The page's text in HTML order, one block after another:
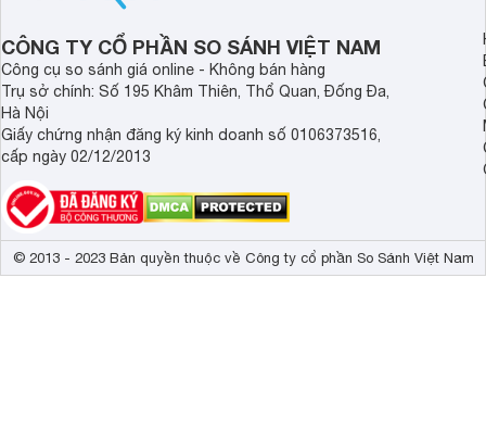
đủ sức thuyết phục người dùng?
CÔNG TY CỔ PHẦN SO SÁNH VIỆT NAM
Công cụ so sánh giá online - Không bán hàng
Trụ sở chính: Số 195 Khâm Thiên, Thổ Quan, Đống Đa,
Hà Nội
Giấy chứng nhận đăng ký kinh doanh số 0106373516,
cấp ngày 02/12/2013
© 2013 - 2023 Bản quyền thuộc về Công ty cổ phần So Sánh Việt Nam